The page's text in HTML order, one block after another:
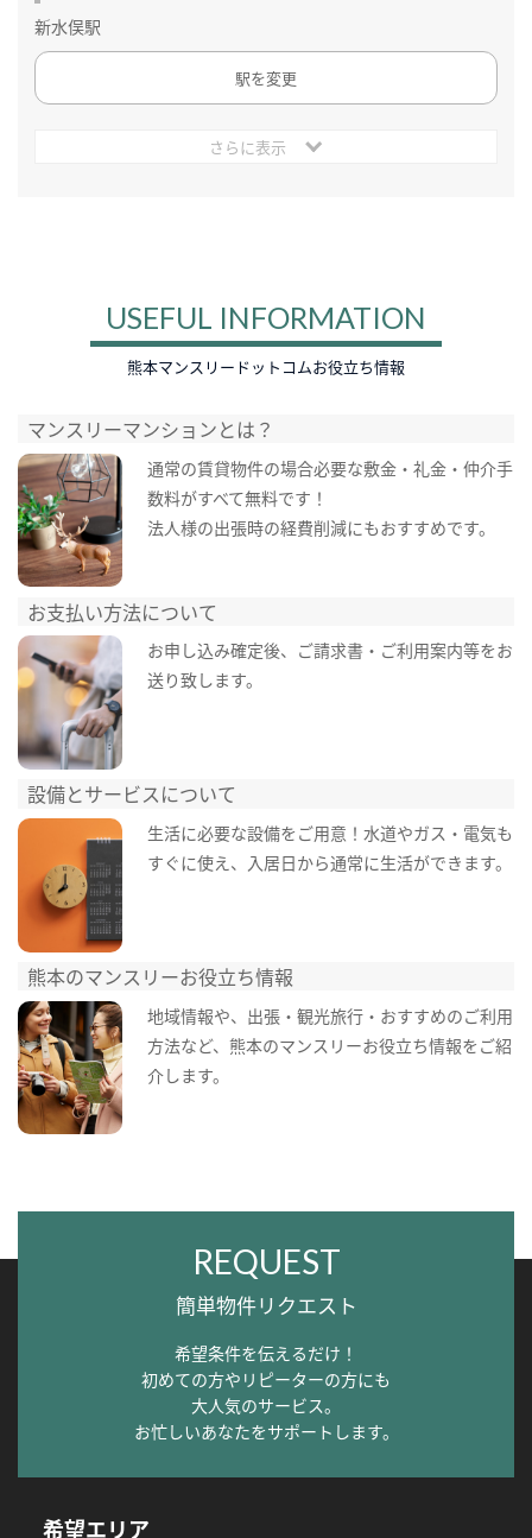
新水俣駅
駅を変更
さらに表示
USEFUL INFORMATION
熊本マンスリードットコムお役立ち情報
マンスリーマンションとは？
通常の賃貸物件の場合必要な敷金・礼金・仲介手
数料がすべて無料です！
法人様の出張時の経費削減にもおすすめです。
お支払い方法について
お申し込み確定後、ご請求書・ご利用案内等をお
送り致します。
設備とサービスについて
生活に必要な設備をご用意！水道やガス・電気も
すぐに使え、入居日から通常に生活ができます。
熊本のマンスリーお役立ち情報
地域情報や、出張・観光旅行・おすすめのご利用
方法など、熊本のマンスリーお役立ち情報をご紹
介します。
REQUEST
簡単物件リクエスト
希望条件を伝えるだけ！
初めての方やリピーターの方にも
大人気のサービス。
お忙しいあなたをサポートします。
希望エリア